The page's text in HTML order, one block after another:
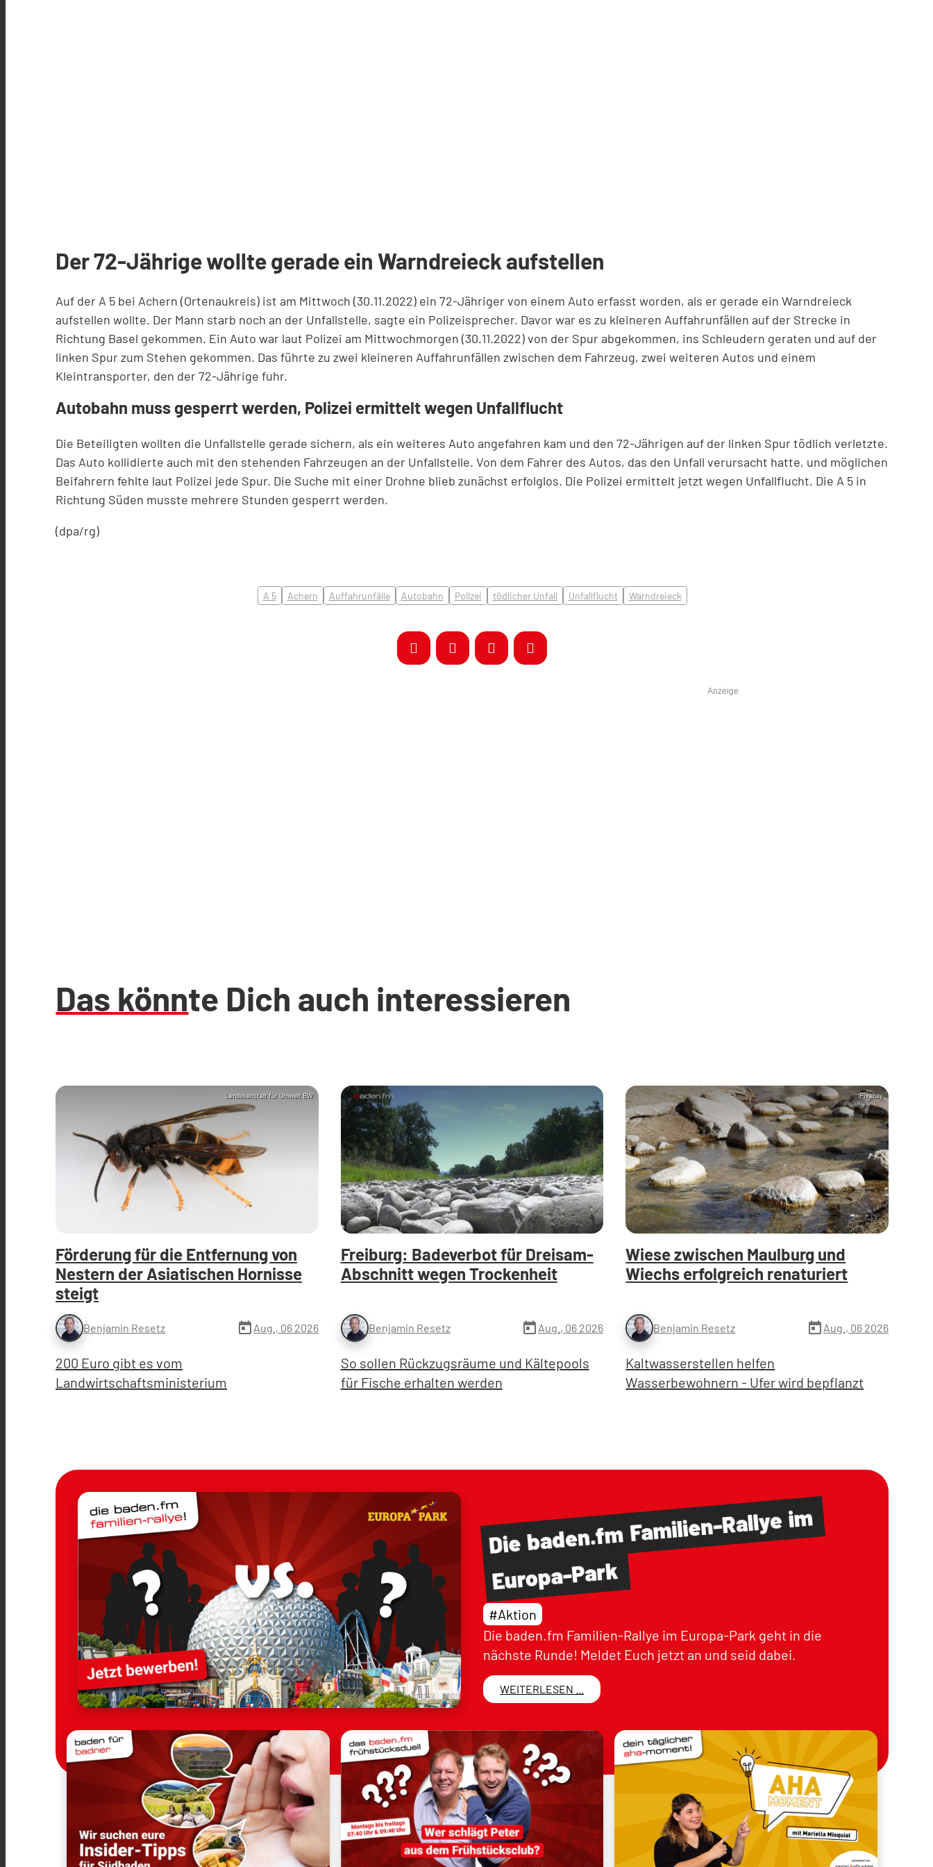
Der 72-Jährige wollte gerade ein Warndreieck aufstellen
Auf der A 5 bei Achern (Ortenaukreis) ist am Mittwoch (30.11.2022) ein 72-Jähriger von einem Auto erfasst worden, als er gerade ein Warndreieck
aufstellen wollte. Der Mann starb noch an der Unfallstelle, sagte ein Polizeisprecher. Davor war es zu kleineren Auffahrunfällen auf der Strecke in
Richtung Basel gekommen. Ein Auto war laut Polizei am Mittwochmorgen (30.11.2022) von der Spur abgekommen, ins Schleudern geraten und auf der
linken Spur zum Stehen gekommen. Das führte zu zwei kleineren Auffahrunfällen zwischen dem Fahrzeug, zwei weiteren Autos und einem
Kleintransporter, den der 72-Jährige fuhr.
Autobahn muss gesperrt werden, Polizei ermittelt wegen Unfallflucht
Die Beteiligten wollten die Unfallstelle gerade sichern, als ein weiteres Auto angefahren kam und den 72-Jährigen auf der linken Spur tödlich verletzte.
Das Auto kollidierte auch mit den stehenden Fahrzeugen an der Unfallstelle. Von dem Fahrer des Autos, das den Unfall verursacht hatte, und möglichen
Beifahrern fehlte laut Polizei jede Spur. Die Suche mit einer Drohne blieb zunächst erfolglos. Die Polizei ermittelt jetzt wegen Unfallflucht. Die A 5 in
Richtung Süden musste mehrere Stunden gesperrt werden.
(dpa/rg)
A 5 Achern Auffahrunfälle Autobahn Pollzei tödlicher Unfall Unfallflucht Warndreieck
Anzeige
Das könnte Dich auch interessieren
Landesanstalt für Umwelt BW
Förderung für die Entfernung von
Nestern der Asiatischen Hornisse
steigt
Benjamin Resetz today Aug., 06 2026
200 Euro gibt es vom
Landwirtschaftsministerium
Freiburg: Badeverbot für Dreisam-
Abschnitt wegen Trockenheit
Benjamin Resetz todayAug., 06 2026
So sollen Rückzugsräume und Kältepools
für Fische erhalten werden
Pixabay
Wiese zwischen Maulburg und
Wiechs erfolgreich renaturiert
Benjamin Resetz today Aug., 06 2026
Kaltwasserstellen helfen
Wasserbewohnern - Ufer wird bepflanzt
Die baden.fmFamilien-Rallyeim
Europa-Park
#Aktion
Die baden.fm Familien-Rallye im Europa-Park geht in die
nächste Runde! Meldet Euch jetzt an und seid dabei.
WEITERLESEN ...